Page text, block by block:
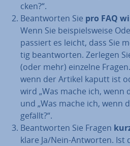
cken?“.
Be­ant­wor­ten Sie pro FAQ
Wenn Sie bei­spiels­wei­se
passiert es leicht, dass Sie
tig be­ant­wor­ten. Zerlegen
(oder mehr) einzelne
wenn der Artikel kaputt ist
wird „Was mache ich, wenn
und „Was mache ich, wenn
gefällt?“.
Be­ant­wor­ten Sie Fragen
klare Ja/Nein-Antworten. Ist